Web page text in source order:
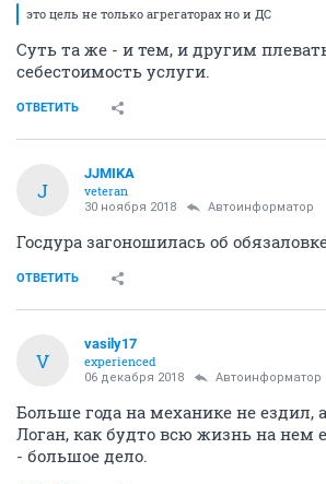
это цель не только агрегаторах но и ДС
Суть та же - и тем, и другим
себестоимость услуги.
ОТВЕТИТЬ
J
JJMIKA
veteran
30 ноября 2018 Автоинформатор
Госдура загоношилась об
ОТВЕТИТЬ
V
vasily17
experienced
06 декабря 2018 Автоинформатор
Больше года на механике не ездил,
Логан, как будто всю жизнь на нем
- большое дело.